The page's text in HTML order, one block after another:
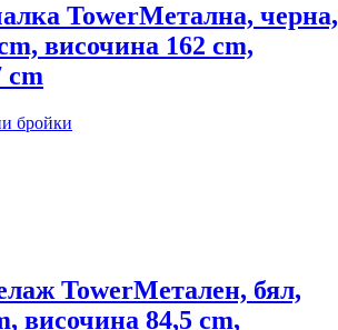
TowerМетална, черна,
височина 162 cm,
cm
бройки
TowerМетален, бял,
височина 84,5 cm,